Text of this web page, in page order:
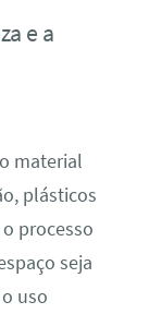
e a
material
plásticos
processo
seja
uso